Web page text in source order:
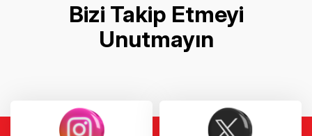
Bizi Takip Etmeyi
Unutmayın